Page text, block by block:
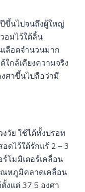
ขึ้นไปจนถึงผู้ใหญ่
อมไว้ใต้ลิ้น
ลือดจำนวนมาก
กล้เคียงความจริง
ศาขึ้นไปถือว่ามี
วัย ใช้ได้ทั้งปรอท
ดไว้ใต้รักแร้ 2 – 3
โมมิเตอร์เคลื่อน
ณหภูมิคลาดเคลื่อน
งแต่ 37.5 องศา